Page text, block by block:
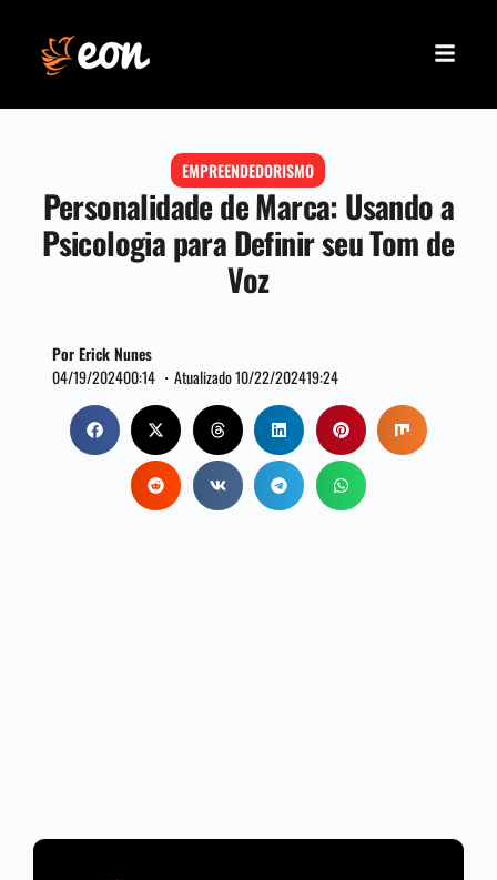
EMPREENDEDORISMO
Personalidade de Marca: Usando a
Psicologia para Definir seu Tom de
Voz
Por Erick Nunes
04/19/202400:14 ・ Atualizado 10/22/202419:24